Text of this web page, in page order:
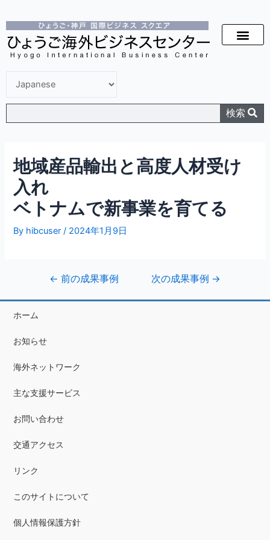
検索
地域産品輸出と高度人材受け
入れ
ベトナムで新事業を育てる
By hibcuser / 2024年1月9日
← 前の成果事例 次の成果事例 →
ホーム
お知らせ
海外ネットワーク
主な支援サービス
お問い合わせ
交通アクセス
リンク
このサイトについて
個人情報保護方針